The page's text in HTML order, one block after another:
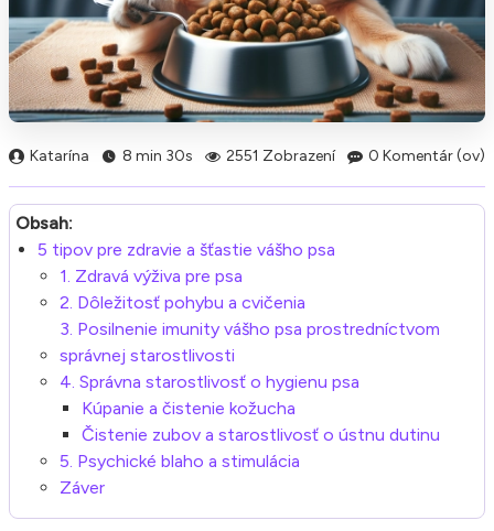
Katarína 8 min 30s 2551 Zobrazení 0 Komentár (ov)
Obsah:
5 tipov pre zdravie a šťastie vášho psa
1. Zdravá výživa pre psa
2. Dôležitosť pohybu a cvičenia
3. Posilnenie imunity vášho psa prostredníctvom
správnej starostlivosti
4. Správna starostlivosť o hygienu psa
Kúpanie a čistenie kožucha
Čistenie zubov a starostlivosť o ústnu dutinu
5. Psychické blaho a stimulácia
Záver